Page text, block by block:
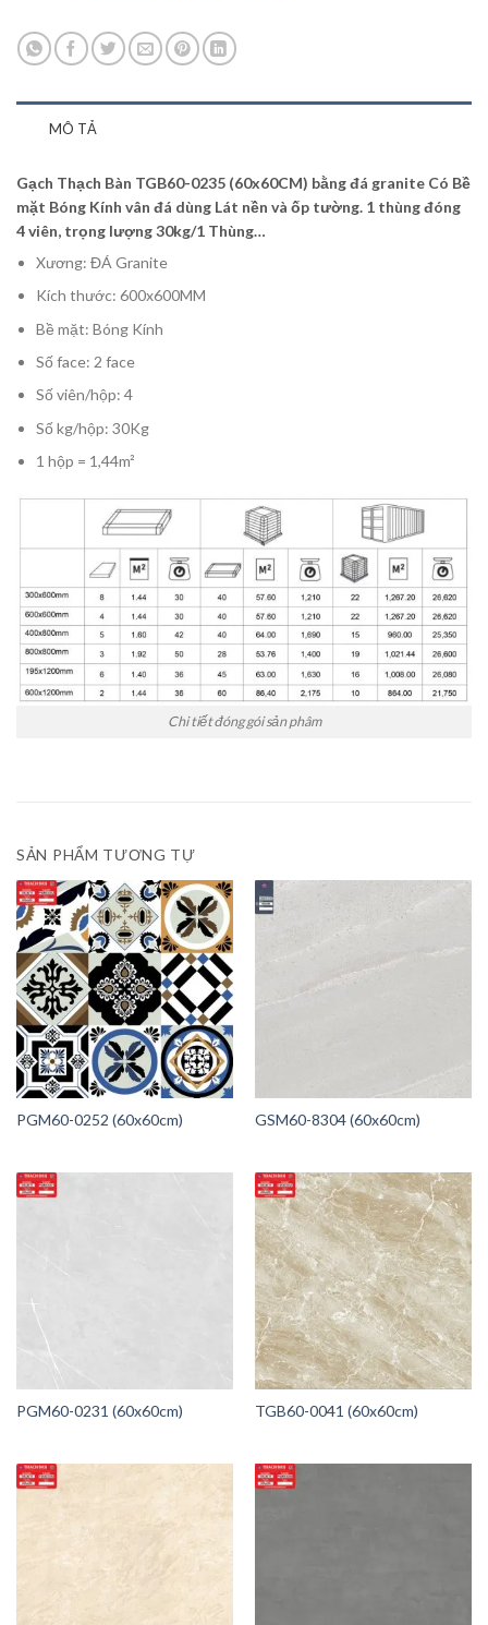
MÔ TẢ
Gạch Thạch Bàn TGB60-0235 (60x60CM) bằng đá granite Có Bề
mặt Bóng Kính vân đá dùng Lát nền và ốp tường. 1 thùng đóng
4 viên, trọng lượng 30kg/1 Thùng…
Xương: ĐÁ Granite
Kích thước: 600x600MM
Bề mặt: Bóng Kính
Số face: 2 face
Số viên/hộp: 4
Số kg/hộp: 30Kg
1 hộp = 1,44m²
Chi tiết đóng gói sản phâm
SẢN PHẨM TƯƠNG TỰ
PGM60-0252 (60x60cm) GSM60-8304 (60x60cm)
PGM60-0231 (60x60cm) TGB60-0041 (60x60cm)